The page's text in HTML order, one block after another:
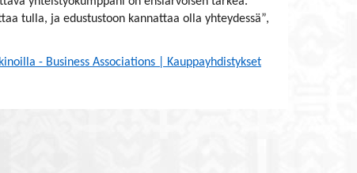
tulla, ja edustustoon kannattaa olla yhteydessä”,
- Business Associations | Kauppayhdistykset